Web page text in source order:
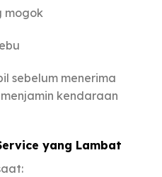
mogok
sebelum menerima
menjamin kendaraan
yang Lambat